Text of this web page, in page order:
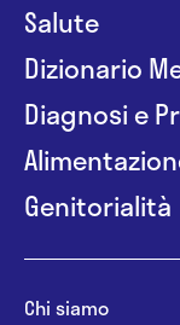
Salute
Dizionario
Diagnosi e
Genitorialità
Chi siamo